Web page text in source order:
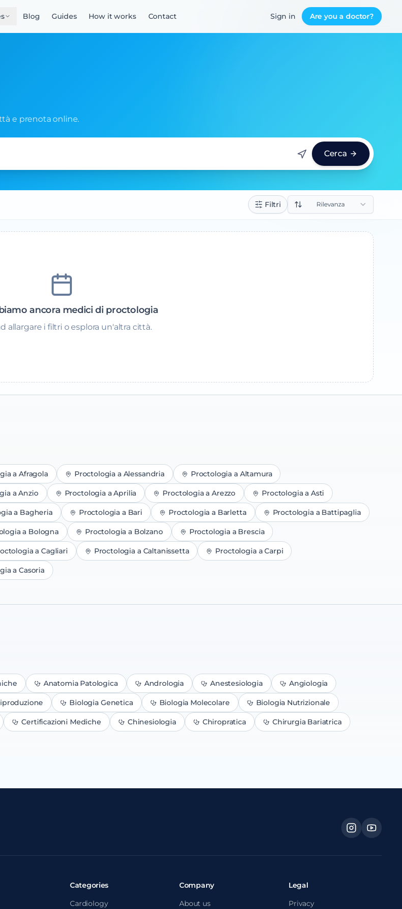
Blog Guides How it works Contact Sign in Are you a doctor?
e prenota online.
Cerca
Filtri Rilevanza
ancora medici di proctologia
allargare i filtri o esplora un'altra città.
aAfragola Proctologia a Alessandria Proctologia a Altamura
aAnzio ProctologiaaAprilia ProctologiaaArezzo Proctologiaa Asti
a Bagheria Proctologia a Bari Proctologia a Barletta Proctologiaa Battipaglia
a Bologna Proctologia a Bolzano Proctologiaa Brescia
a Cagliari Proctologiaa Caltanissetta ProctologiaaCarpi
aCasoria
Anatomia Patologica Andrologia Anestesiologia Angiologia
Biologia Genetica Biologia Molecolare Biologia Nutrizionale
Certificazioni Mediche Chinesiologia Chiropratica Chirurgia Bariatrica
Categories
Cardiology
Company
About us
Legal
Privacy